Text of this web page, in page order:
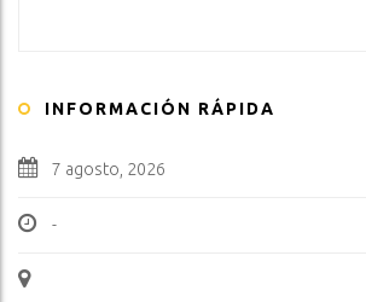
INFORMACIÓN RÁPIDA
7 agosto, 2026
-